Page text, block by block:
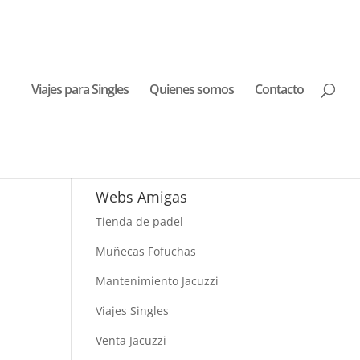
Viajes para Singles Quienes somos Contacto
Webs Amigas
Tienda de padel
Muñecas Fofuchas
Mantenimiento Jacuzzi
Viajes Singles
Venta Jacuzzi